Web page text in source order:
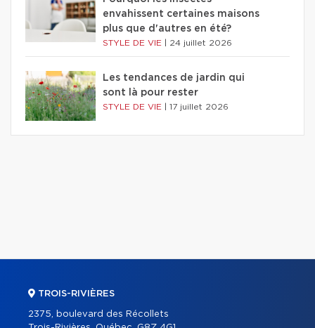
envahissent certaines maisons
plus que d'autres en été?
STYLE DE VIE 24 juillet 2026
Les tendances de jardin qui
sont là pour rester
STYLE DE VIE 17 juillet 2026
TROIS-RIVIÈRES
2375, boulevard des Récollets